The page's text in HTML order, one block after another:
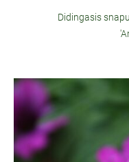
Didingasis